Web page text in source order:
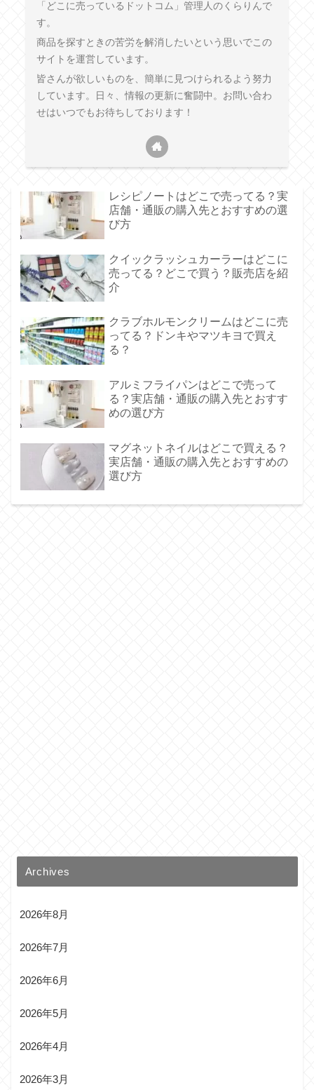
「どこに売っているドットコム」管理人のくらりんで
す。
商品を探すときの苦労を解消したいという思いでこの
サイトを運営しています。
皆さんが欲しいものを、簡単に見つけられるよう努力
しています。日々、情報の更新に奮闘中。お問い合わ
せはいつでもお待ちしております！
レシピノートはどこで売ってる？実
店舗・通販の購入先とおすすめの選
び方
クイックラッシュカーラーはどこに
売ってる？どこで買う？販売店を紹
介
クラブホルモンクリームはどこに売
ってる？ドンキやマツキヨで買え
る？
アルミフライパンはどこで売って
る？実店舗・通販の購入先とおすす
めの選び方
マグネットネイルはどこで買える？
実店舗・通販の購入先とおすすめの
選び方
Archives
2026年8月
2026年7月
2026年6月
2026年5月
2026年4月
2026年3月